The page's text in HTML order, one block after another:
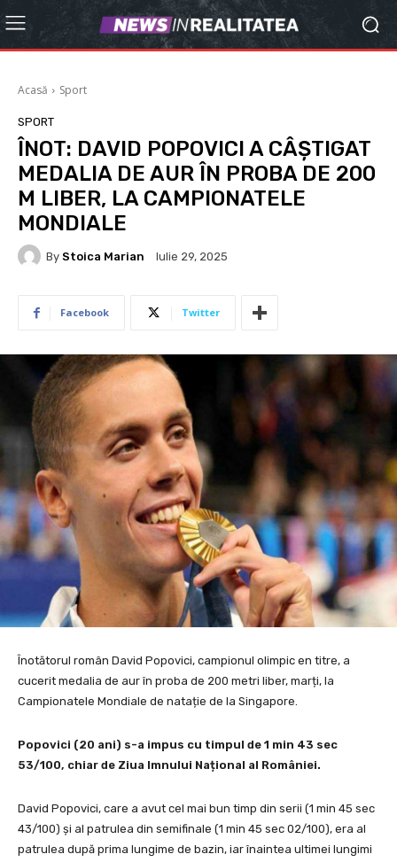
Acasă Sport
SPORT
ÎNOT: DAVID POPOVICI A CÂȘTIGAT
MEDALIA DE AUR ÎN PROBA DE 200
M LIBER, LA CAMPIONATELE
MONDIALE
By Stoica Marian Iulie 29, 2025
Facebook Twitter
Înotătorul român David Popovici, campionul olimpic en titre, a
cucerit medalia de aur în proba de 200 metri liber, marți, la
Campionatele Mondiale de natație de la Singapore.
Popovici (20 ani) s-a impus cu timpul de 1 min 43 sec
53/100, chiar de Ziua Imnului Național al României.
David Popovici, care a avut cel mai bun timp din serii (1 min 45 sec
43/100) și al patrulea din semifinale (1 min 45 sec 02/100), era al
patrulea după prima lungime de bazin, iar înaintea ultimei lungimi